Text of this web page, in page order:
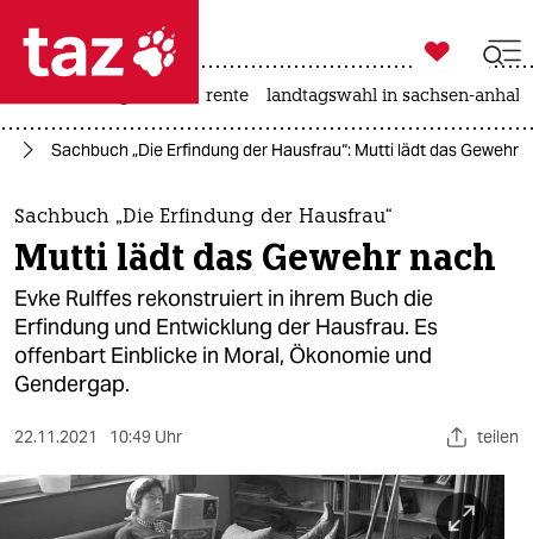
 taz zahl ich
taz zahl ich
themen
politik
öko
gesellschaft
kultur
sport

taz zahl ich
rente landtagswahl in sachsen-anhalt
Sachbuch „Die Erfindung der Hausfrau“: Mutti lädt das Gewehr
Sachbuch „Die Erfindung der Hausfrau“
Mutti lädt das Gewehr nach
Evke Rulffes rekonstruiert in ihrem Buch die
Erfindung und Entwicklung der Hausfrau. Es
offenbart Einblicke in Moral, Ökonomie und
Gendergap.
22.11.2021 10:49 Uhr teilen